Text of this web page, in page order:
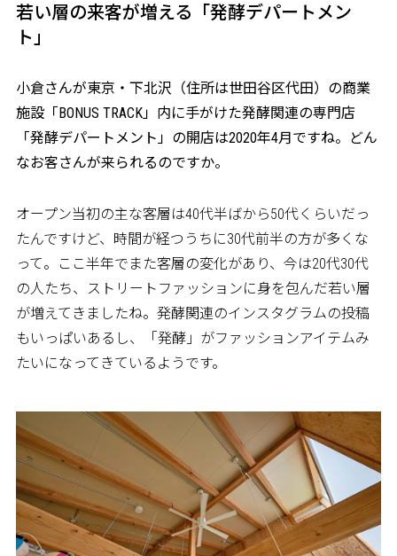
若い層の来客が増える「発酵デパートメン
ト」
――小倉さんが東京・下北沢（住所は世田谷区代田）の商業
施設「BONUS TRACK」内に手がけた発酵関連の専門店
「発酵デパートメント」の開店は2020年4月ですね。どん
なお客さんが来られるのですか。
オープン当初の主な客層は40代半ばから50代くらいだっ
たんですけど、時間が経つうちに30代前半の方が多くな
って。ここ半年でまた客層の変化があり、今は20代30代
の人たち、ストリートファッションに身を包んだ若い層
が増えてきましたね。発酵関連のインスタグラムの投稿
もいっぱいあるし、「発酵」がファッションアイテムみ
たいになってきているようです。